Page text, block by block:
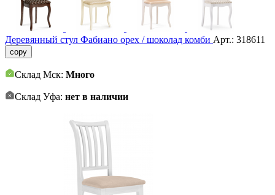
Деревянный стул Фабиано орех / шоколад комби Арт.: 318611
copy
Склад Мск: Много
Склад Уфа: нет в наличии